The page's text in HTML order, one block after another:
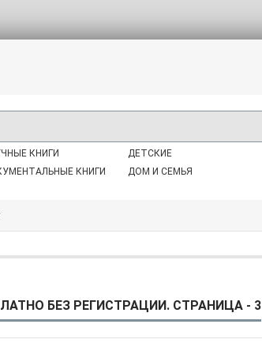
КНИГИ
КНИГИ
ДЕТСКИЕ
ДОМ И СЕМЬЯ
БЕЗ РЕГИСТРАЦИИ. СТРАНИЦА - 3